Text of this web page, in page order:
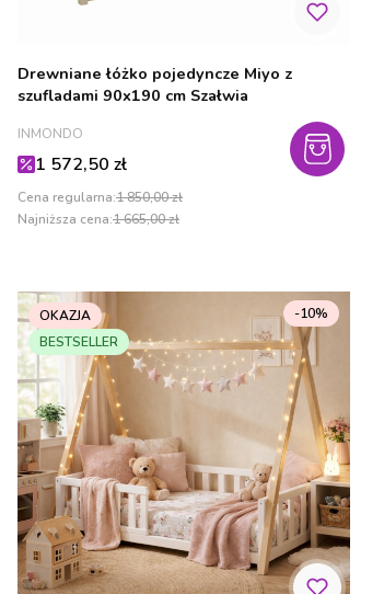
Drewniane łóżko pojedyncze Miyo z
szufladami 90x190 cm Szałwia
PRODUCENT
INMONDO
Cena promocyjna
1 572,50 zł
Cena regularna:1 850,00 zł
Najniższa cena:1 665,00 zł
OKAZJA
BESTSELLER
-10%